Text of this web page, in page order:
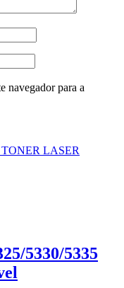
navegador para a
LASER
5330/5335